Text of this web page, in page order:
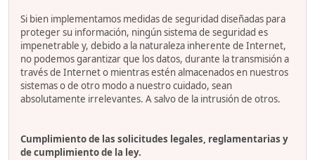
Si bien implementamos medidas de seguridad diseñadas para
proteger su información, ningún sistema de seguridad es
impenetrable y, debido a la naturaleza inherente de Internet,
no podemos garantizar que los datos, durante la transmisión a
través de Internet o mientras estén almacenados en nuestros
sistemas o de otro modo a nuestro cuidado, sean
absolutamente irrelevantes. A salvo de la intrusión de otros.
Cumplimiento de las solicitudes legales, reglamentarias y
de cumplimiento de la ley.